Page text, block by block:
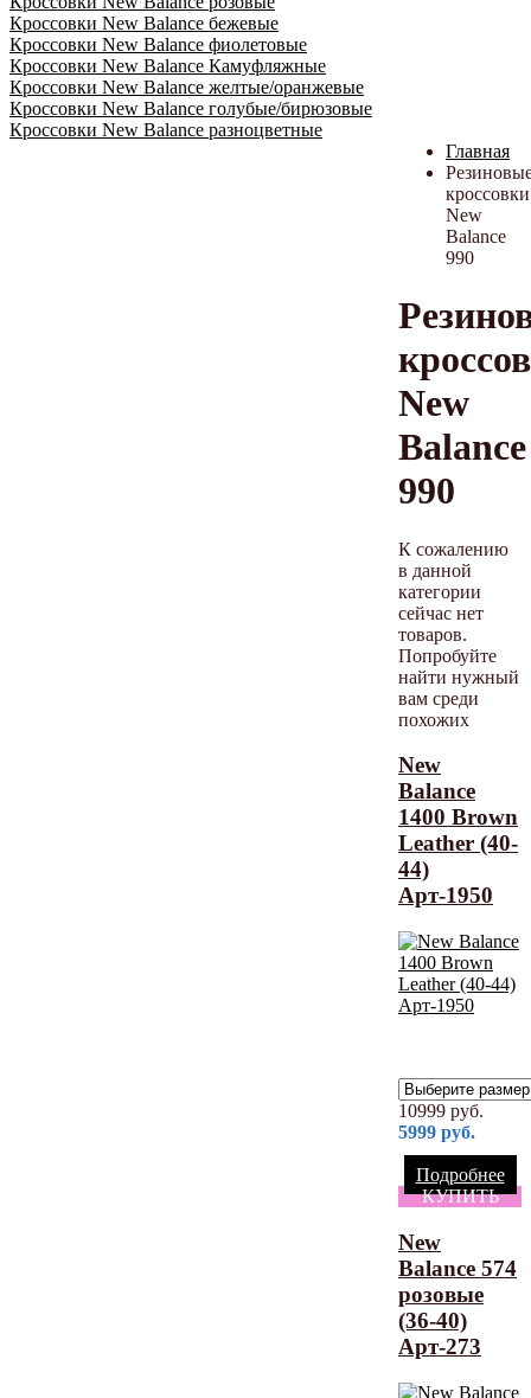
Кроссовки New Balance бежевые
Кроссовки New Balance фиолетовые
Кроссовки New Balance Камуфляжные
Кроссовки New Balance желтые/оранжевые
Кроссовки New Balance голубые/бирюзовые
Кроссовки New Balance разноцветные
Главная
кроссовки
New
Balance
990
New
Balance
990
К сожалению
в данной
категории
сейчас нет
товаров.
Попробуйте
найти нужный
вам среди
похожих
New
Balance
1400 Brown
Leather (40-
44)
Арт-1950
10999 руб.
5999 руб.
Подробнее
КУПИТЬ
New
Balance 574
розовые
(36-40)
Арт-273